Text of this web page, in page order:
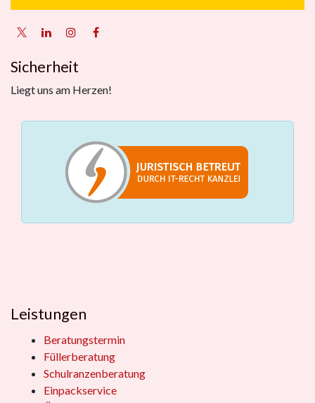
Sicherheit
Liegt uns am Herzen!
Leistungen
Beratungstermin
Füllerberatung
Schulranzenberatung
Einpackservice